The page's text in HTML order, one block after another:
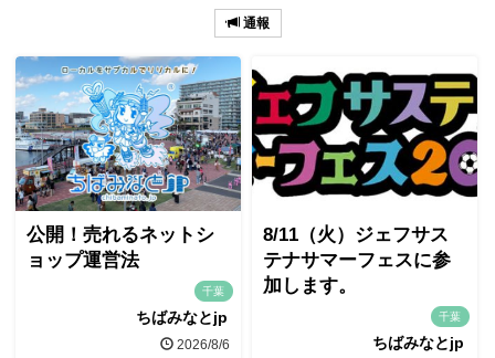
通報
公開！売れるネットシ
ョップ運営法
千葉
ちばみなとjp
2026/8/6
8/11（火）ジェフサス
テナサマーフェスに参
加します。
千葉
ちばみなとjp